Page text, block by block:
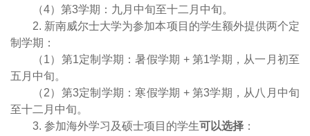
（4）第3学期：九月中旬至十二月中旬。
2. 新南威尔士大学为参加本项目的学生额外提供两个定
制学期：
（1）第1定制学期：暑假学期 + 第1学期，从一月初至
五月中旬。
（2）第3定制学期：寒假学期 + 第3学期，从八月中旬
至十二月中旬。
3. 参加海外学习及硕士项目的学生可以选择 ：